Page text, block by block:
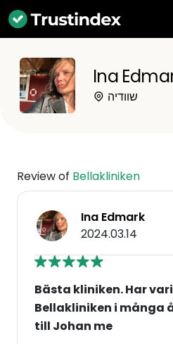
Ina
שוודיה
Review of Bellakliniken
Ina Edmark
2024.03.14
Bästa kliniken. Har
Bellakliniken i många
till Johan me